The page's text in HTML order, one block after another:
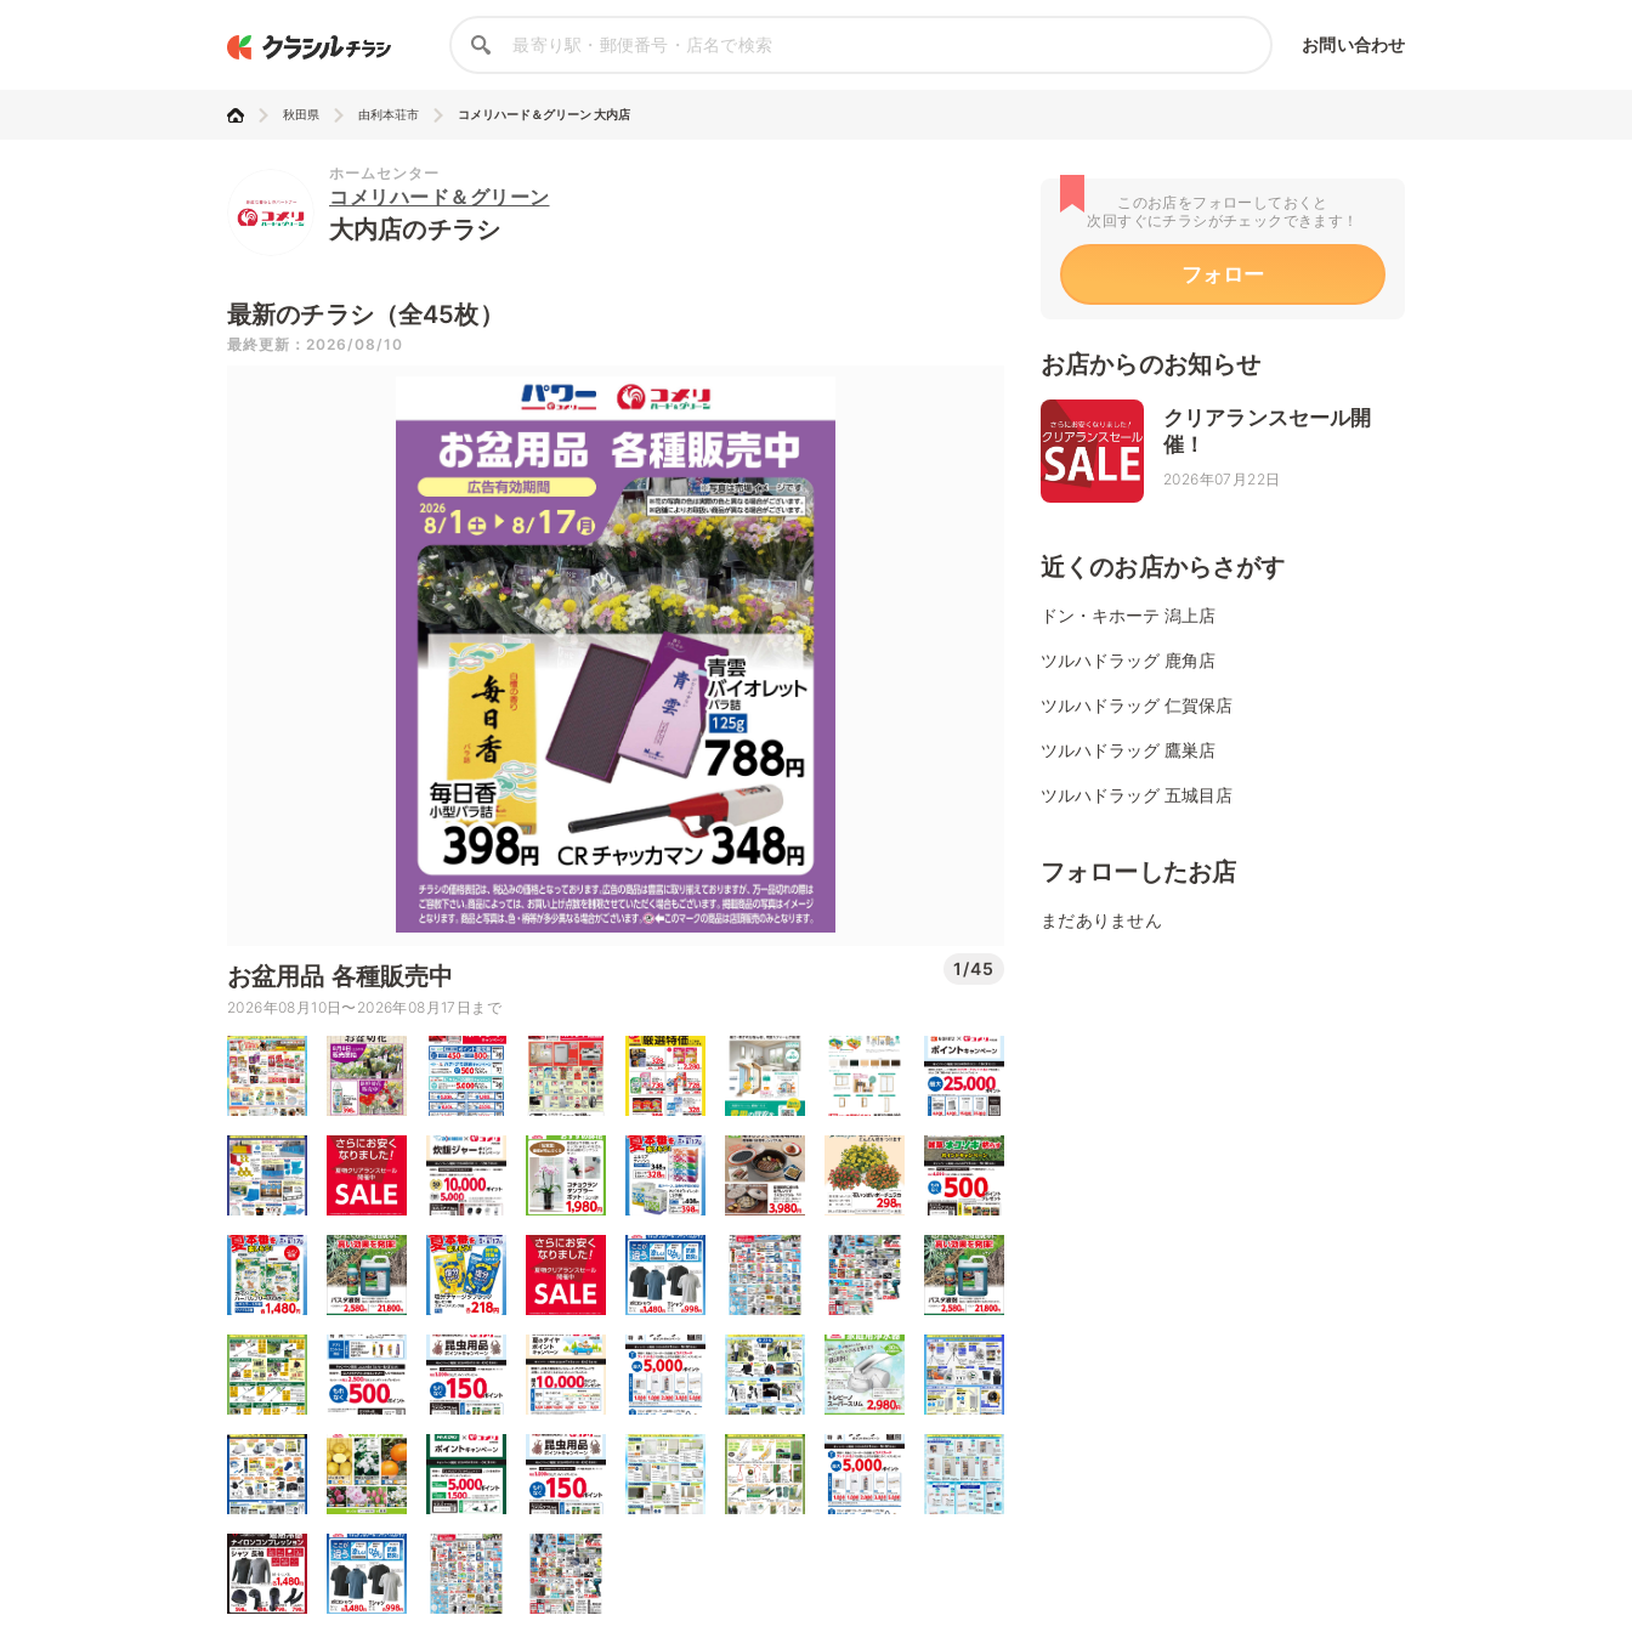
お問い合わせ
秋田県 由利本荘市 コメリハード＆グリーン 大内店
ホームセンター
コメリハード＆グリーン
大内店のチラシ
最新のチラシ（全45枚）
最終更新：2026/08/10
お盆用品 各種販売中 1/45
2026年08月10日〜2026年08月17日まで
このお店をフォローしておくと
次回すぐにチラシがチェックできます！
フォロー
お店からのお知らせ
クリアランスセール開
催！
2026年07月22日
近くのお店からさがす
ドン・キホーテ 潟上店
ツルハドラッグ 鹿角店
ツルハドラッグ 仁賀保店
ツルハドラッグ 鷹巣店
ツルハドラッグ 五城目店
フォローしたお店
まだありません